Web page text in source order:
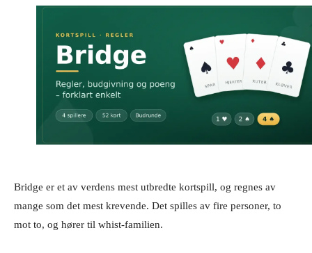
Bridge er et av verdens mest utbredte kortspill, og regnes av
mange som det mest krevende. Det spilles av fire personer, to
mot to, og hører til whist-familien.